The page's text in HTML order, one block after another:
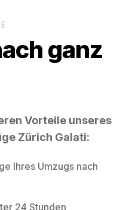
ganz
Vorteile unseres
Zürich Galati:
Ihres Umzugs nach
24 Stunden